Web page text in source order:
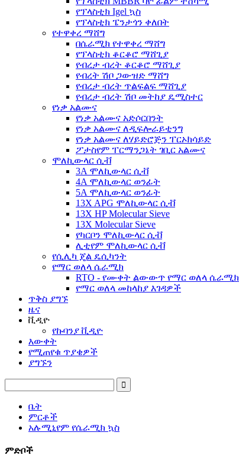
የፕላስቲክ Igel ኳስ
የፕላስቲክ ፔንታጎን ቀለበት
የተዋቀረ ማሸግ
በሴራሚክ የተዋቀረ ማሸግ
የፕላስቲክ ቆርቆሮ ማሸጊያ
የብረታ ብረት ቆርቆሮ ማሸጊያ
የብረት ሽቦ ጋውዝድ ማሸግ
የብረታ ብረት ጥልፍልፍ ማሸጊያ
የብረታ ብረት ሽቦ መትከያ ዴሚስተር
የነቃ አልሙና
የነቃ አልሙና አድሶርበንት
የነቃ አልሙና ለዲፍሎራይቲንግ
የነቃ አልሙና ለሃይድሮጅን ፐርኦክሳይድ
ፖታስየም ፐርማንጋኔት ገቢር አልሙና
ሞለኪውላር ሲቭ
3A ሞለኪውላር ሲቭ
4A ሞለኪውላር ወንፊት
5A ሞለኪውላር ወንፊት
13X APG ሞለኪውላር ሲቭ
13X HP Molecular Sieve
13X Molecular Sieve
የካርቦን ሞለኪውላር ሲቭ
ሊቲየም ሞለኪውላር ሲቭ
የሲሊካ ጄል ዴሲካንት
የማር ወለላ ሴራሚክ
RTO - የሙቀት ልውውጥ የማር ወለላ ሴራሚክ
የማር ወለላ መከላከያ እገዳዎች
ጥቅስ ያግኙ
ዜና
ቪዲዮ
የኩባንያ ቪዲዮ
እውቀት
የሚጠየቁ ጥያቄዎች
ያግኙን
ቤት
ምርቶች
አሉሚኒየም የሴራሚክ ኳስ
ምድቦች